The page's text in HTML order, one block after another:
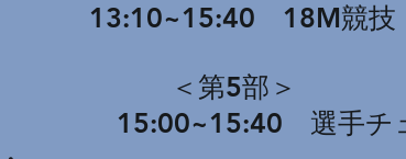
13:1 0~15:40 18M競技
＜第5部＞
15:00~15:40 選手チ